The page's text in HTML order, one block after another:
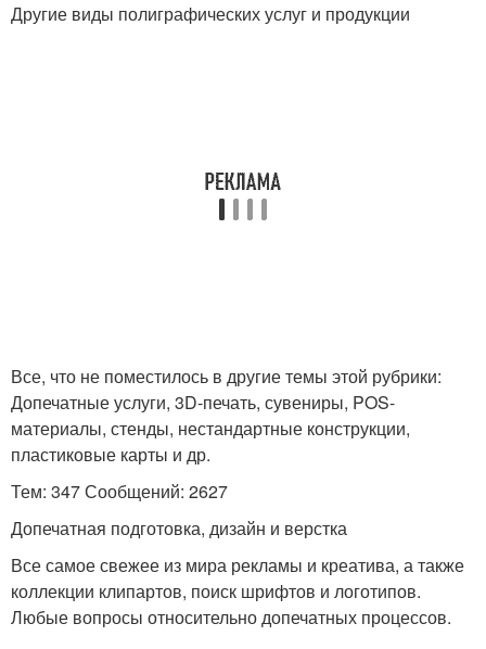
Другие виды полиграфических услуг и продукции
Все, что не поместилось в другие темы этой рубрики:
Допечатные услуги, 3D-печать, сувениры, POS-
материалы, стенды, нестандартные конструкции,
пластиковые карты и др.
Тем: 347 Сообщений: 2627
Допечатная подготовка, дизайн и верстка
Все самое свежее из мира рекламы и креатива, а также
коллекции клипартов, поиск шрифтов и логотипов.
Любые вопросы относительно допечатных процессов.